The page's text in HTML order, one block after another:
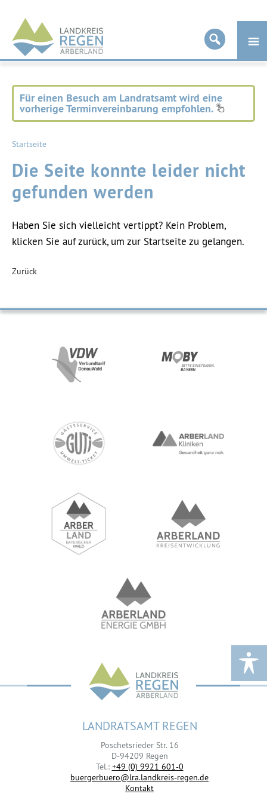
Landkreis
Regen
Für einen Besuch am Landratsamt wird eine
vorherige Terminvereinbarung empfohlen.
Startseite
Die Seite konnte leider nicht
gefunden werden
Haben Sie sich vielleicht vertippt? Kein Problem,
klicken Sie auf zurück, um zur Startseite zu gelangen.
Zurück
LANDRATSAMT REGEN
Poschetsrieder Str. 16
D-94209 Regen
Tel.: +49 (0) 9921 601-0
buergerbuero@lra.landkreis-regen.de
Kontakt